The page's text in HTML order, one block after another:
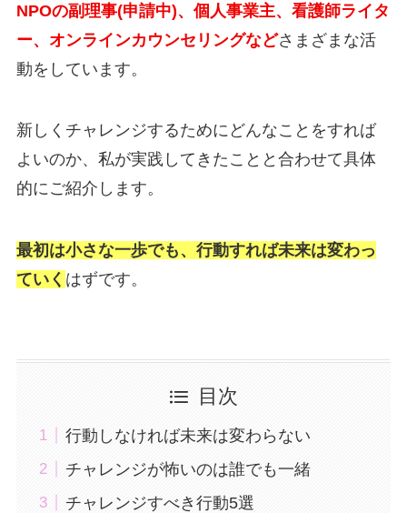
NPOの副理事(申請中)、個人事業主、看護師ライタ
ー、オンラインカウンセリングなどさまざまな活
動をしています。
新しくチャレンジするためにどんなことをすれば
よいのか、私が実践してきたことと合わせて具体
的にご紹介します。
最初は小さな一歩でも、行動すれば未来は変わっ
ていく はずです。
目次
行動しなければ未来は変わらない
チャレンジが怖いのは誰でも一緒
チャレンジすべき行動5選